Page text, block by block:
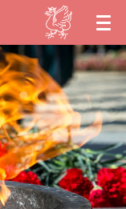
TT
EN
RU